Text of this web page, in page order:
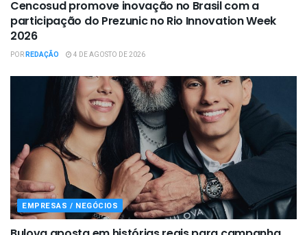
Cencosud promove inovação no Brasil com a
participação do Prezunic no Rio Innovation Week
2026
PORREDAÇÃO 4 DE AGOSTO DE 2026
EMPRESAS / NEGÓCIOS